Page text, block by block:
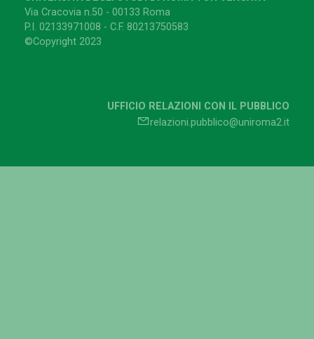
Via Cracovia n.50 - 00133 Roma
P.I. 02133971008 - C.F. 80213750583
©Copyright 2023
UFFICIO RELAZIONI CON IL PUBBLICO
relazioni.pubblico@uniroma2.it